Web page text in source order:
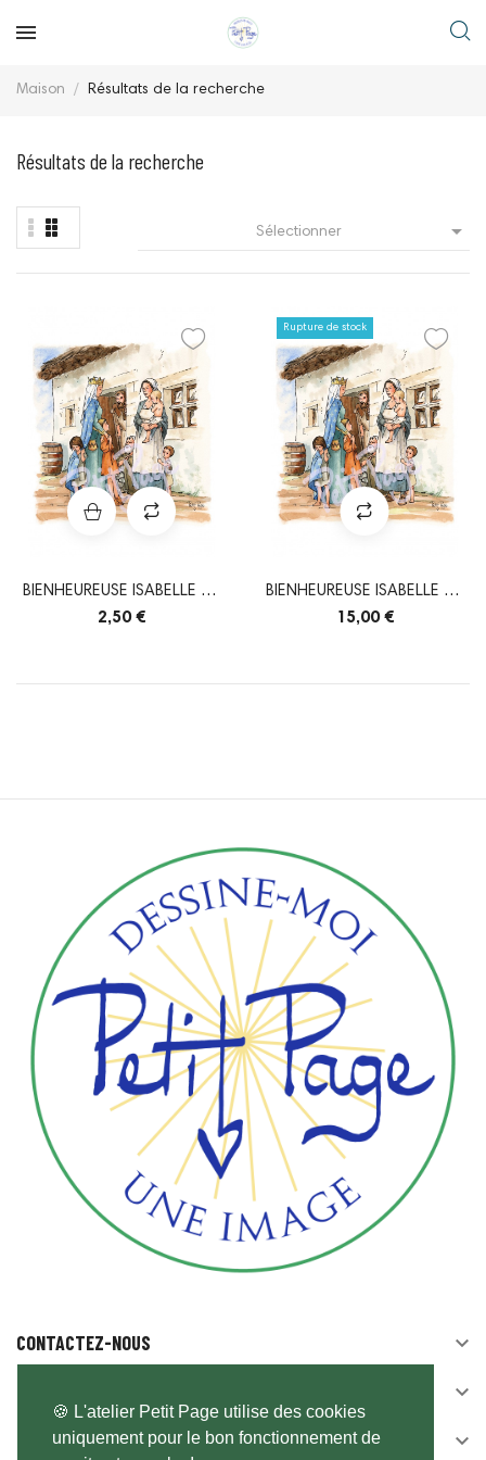
🍪 L'atelier Petit Page utilise des cookies
uniquement pour le bon fonctionnement de
Maison Résultats de la recherche
Résultats de la recherche
Sélectionner 
BIENHEUREUSE ISABELLE DE
FRANCE
2,50 €
Rupture de stock
BIENHEUREUSE ISABELLE DE
FRANCE
15,00 €
CONTACTEZ-NOUS 

NEWSLETTER 